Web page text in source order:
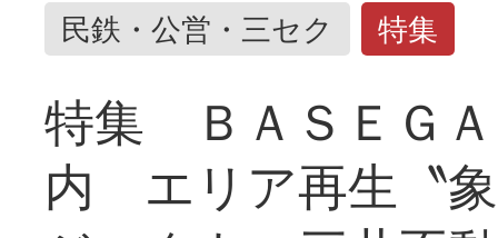
民鉄・公営・三セク 特集
特集 ＢＡＳＥＧ
内 エリア再生〝